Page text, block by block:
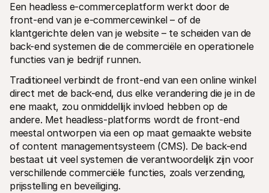
Een headless e-commerceplatform werkt door de
front-end van je e-commercewinkel – of de
klantgerichte delen van je website – te scheiden van de
back-end systemen die de commerciële en operationele
functies van je bedrijf runnen.
Traditioneel verbindt de front-end van een online winkel
direct met de back-end, dus elke verandering die je in de
ene maakt, zou onmiddellijk invloed hebben op de
andere. Met headless-platforms wordt de front-end
meestal ontworpen via een op maat gemaakte website
of content managementsysteem (CMS). De back-end
bestaat uit veel systemen die verantwoordelijk zijn voor
verschillende commerciële functies, zoals verzending,
prijsstelling en beveiliging.